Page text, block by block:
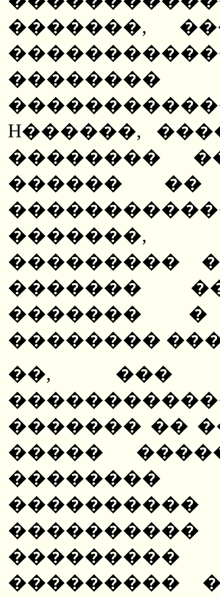
�������,
H������,
��������
������ ��
�������,
���������
�������
�������
��������
��, ���
������� ��
�����
���������